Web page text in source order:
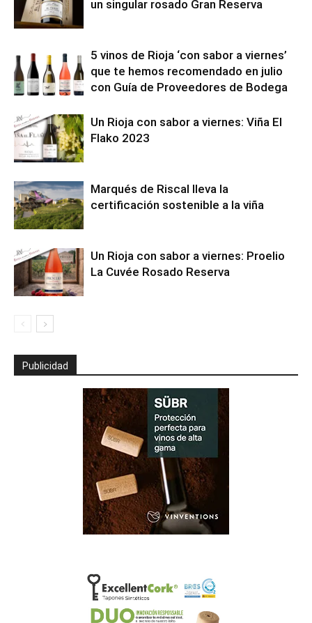
un singular rosado Gran Reserva
5 vinos de Rioja ‘con sabor a viernes’
que te hemos recomendado en julio
con Guía de Proveedores de Bodega
Un Rioja con sabor a viernes: Viña El
Flako 2023
Marqués de Riscal lleva la
certificación sostenible a la viña
Un Rioja con sabor a viernes: Proelio
La Cuvée Rosado Reserva
Publicidad